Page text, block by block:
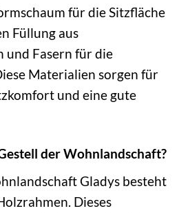
für die Sitzfläche
Füllung aus
und Fasern für die
Materialien sorgen für
und eine gute
der Wohnlandschaft?
Gladys besteht
Dieses